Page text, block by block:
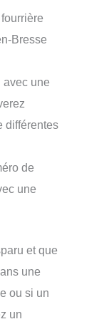
Bresse
avec une
différentes
de
une
et que
une
ou si un
un